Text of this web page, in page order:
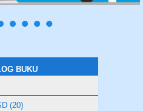
BUKU
(20)